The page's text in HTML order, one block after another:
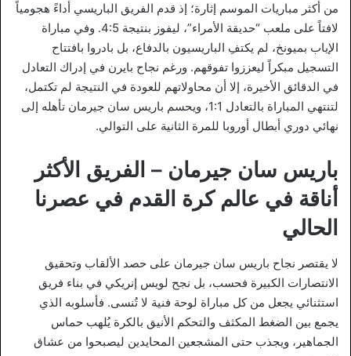
من أكثر مباريات الموسم إثارة؛ إذ قدم الفريق الباريسي أداءً هجومياً
لافتاً على ملعب “حديقة الأمراء”، ليفوز بنتيجة 4:5. وفي مباراة
الإياب بميونخ، لم يكتفِ الباريسيون بالدفاع، بل بادروا بافتتاح
التسجيل مبكراً ليعززوا تفوقهم. ورغم نجاح بايرن في إدراك التعادل
في الدقائق الأخيرة، إلا أن محاولاتهم للعودة في النتيجة لم تكتمل،
لتنتهي المباراة بالتعادل 1:1، ويحسم باريس سان جيرمان تأهله إلى
نهائي دوري أبطال أوروبا للمرة الثانية على التوالي.
باريس سان جيرمان – الفريق الأكثر
أناقة في عالم كرة القدم في عصرنا
الحالي
لا يقتصر نجاح باريس سان جيرمان على حصد الألقاب وتحقيق
الانتصارات الكبيرة فحسب، بل نجح لويس إنريكي في بناء فريق
استثنائي يجعل من كل مباراة لوحة فنية لا تُنسى. فأسلوبه الذي
يجمع بين الضغط المكثف والتحكم الأنيق بالكرة يُلهب حماس
الجماهير، ويجذب حتى المشجعين المحايدين ليصبحوا من عشاق